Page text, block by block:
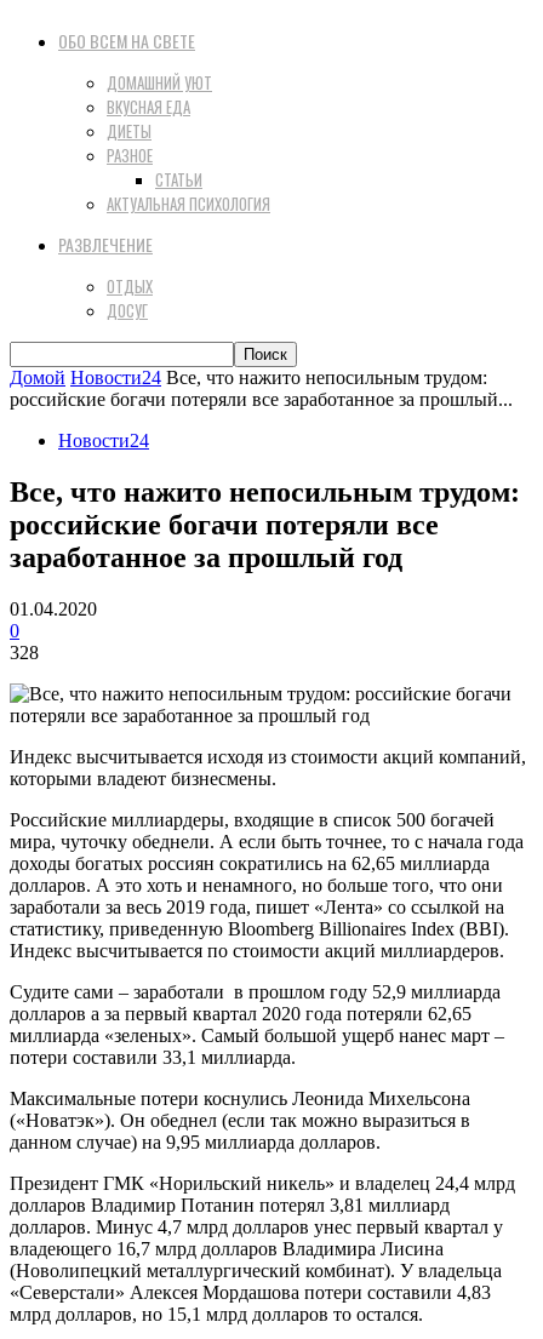
ОБО ВСЕМ НА СВЕТЕ
ДОМАШНИЙ УЮТ
ВКУСНАЯ ЕДА
ДИЕТЫ
РАЗНОЕ
СТАТЬИ
АКТУАЛЬНАЯ ПСИХОЛОГИЯ
РАЗВЛЕЧЕНИЕ
ОТДЫХ
ДОСУГ
Домой Новости24 Все, что нажито непосильным трудом:
российские богачи потеряли все заработанное за прошлый...
Новости24
Все, что нажито непосильным трудом:
российские богачи потеряли все
заработанное за прошлый год
01.04.2020
0
328
Индекс высчитывается исходя из стоимости акций компаний,
которыми владеют бизнесмены.
Российские миллиардеры, входящие в список 500 богачей
мира, чуточку обеднели. А если быть точнее, то с начала года
доходы богатых россиян сократились на 62,65 миллиарда
долларов. А это хоть и ненамного, но больше того, что они
заработали за весь 2019 года, пишет «Лента» со ссылкой на
статистику, приведенную Bloomberg Billionaires Index (BBI).
Индекс высчитывается по стоимости акций миллиардеров.
Судите сами – заработали в прошлом году 52,9 миллиарда
долларов а за первый квартал 2020 года потеряли 62,65
миллиарда «зеленых». Самый большой ущерб нанес март –
потери составили 33,1 миллиарда.
Максимальные потери коснулись Леонида Михельсона
(«Новатэк»). Он обеднел (если так можно выразиться в
данном случае) на 9,95 миллиарда долларов.
Президент ГМК «Норильский никель» и владелец 24,4 млрд
долларов Владимир Потанин потерял 3,81 миллиард
долларов. Минус 4,7 млрд долларов унес первый квартал у
владеющего 16,7 млрд долларов Владимира Лисина
(Новолипецкий металлургический комбинат). У владельца
«Северстали» Алексея Мордашова потери составили 4,83
млрд долларов, но 15,1 млрд долларов то остался.